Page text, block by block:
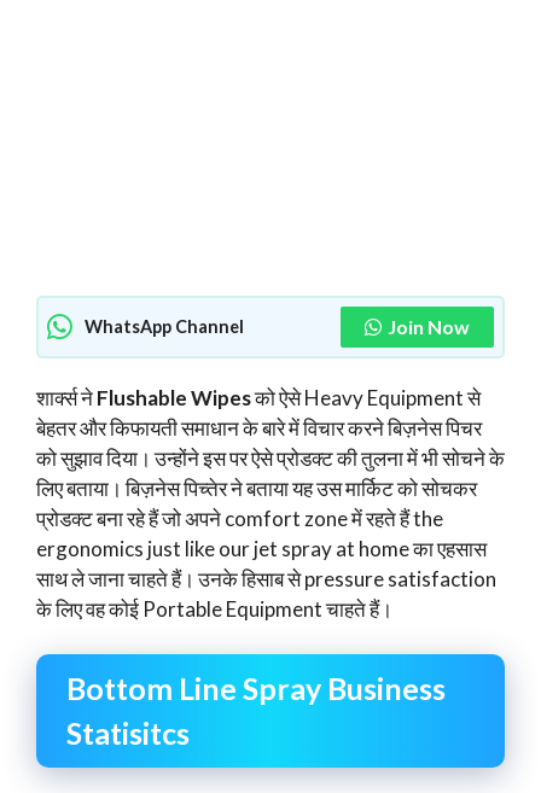
WhatsApp Channel Join Now
शार्क्स नेFlushable Wipesको ऐसे Heavy Equipment से
बेहतर और किफायती समाधान के बारे में विचार करने बिज़नेस पिचर
को सुझाव दिया। उन्होंने इस पर ऐसे प्रोडक्ट की तुलना में भी सोचने के
लिए बताया। बिज़नेस पिच्तेर ने बताया यह उस मार्किट को सोचकर
प्रोडक्ट बना रहे हैं जो अपने comfort zone में रहते हैं the
ergonomics just like our jet spray at home का एहसास
साथ ले जाना चाहते हैं। उनके हिसाब से pressure satisfaction
के लिए वह कोई Portable Equipment चाहते हैं।
Bottom Line Spray Business
Statisitcs